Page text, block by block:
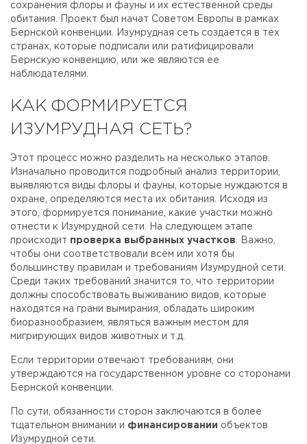
сохранения флоры и фауны и их естественной среды
обитания. Проект был начат Советом Европы в рамках
Бернской конвенции. Изумрудная сеть создается в тех
странах, которые подписали или ратифицировали
Бернскую конвенцию, или же являются ее
наблюдателями.
КАК ФОРМИРУЕТСЯ
ИЗУМРУДНАЯ СЕТЬ?
Этот процесс можно разделить на несколько этапов.
Изначально проводится подробный анализ территории,
выявляются виды флоры и фауны, которые нуждаются в
охране, определяются места их обитания. Исходя из
этого, формируется понимание, какие участки можно
отнести к Изумрудной сети. На следующем этапе
происходит проверка выбранных участков . Важно,
чтобы они соответствовали всем или хотя бы
большинству правилам и требованиям Изумрудной сети.
Среди таких требований значится то, что территории
должны способствовать выживанию видов, которые
находятся на грани вымирания, обладать широким
биоразнообразием, являться важным местом для
мигрирующих видов животных и т.д.
Если территории отвечают требованиям, они
утверждаются на государственном уровне со сторонами
Бернской конвенции.
По сути, обязанности сторон заключаются в более
тщательном внимании и финансировании объектов
Изумрудной сети.